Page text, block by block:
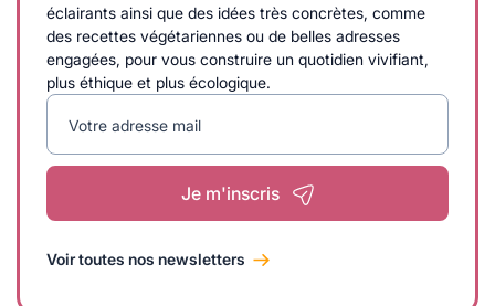
éclairants ainsi que des idées très concrètes, comme
des recettes végétariennes ou de belles adresses
engagées, pour vous construire un quotidien vivifiant,
plus éthique et plus écologique.
Votre adresse mail
Je m'inscris
Voir toutes nos newsletters